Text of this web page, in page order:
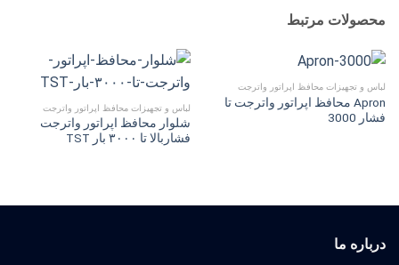
محصولات مرتبط
لباس و تجهیزات محافظ اپراتور واترجت
Apron محافظ اپراتور واترجت تا
فشار 3000
لباس و تجهیزات محافظ اپراتور واترجت
شلوار محافظ اپراتور واترجت
فشاربالا تا ۳۰۰۰ بار TST
درباره ما